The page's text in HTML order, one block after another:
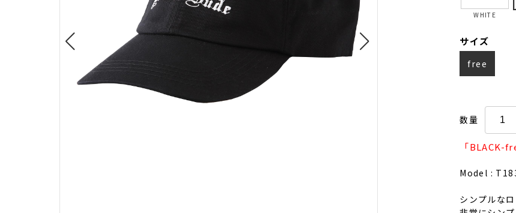
WHITE
サイズ
free
数量
「BLACK-
Model :
シンプルなロ